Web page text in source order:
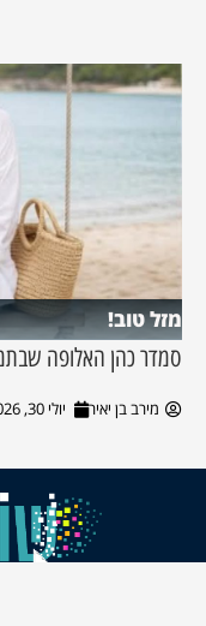
מזל טוב!
סמדר כהן האלופה
מירב בן יאיר יולי 30, 2026